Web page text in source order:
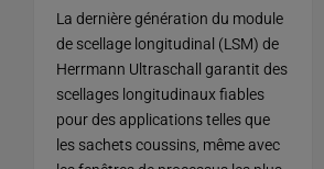
La dernière génération du module
de scellage longitudinal (LSM) de
Herrmann Ultraschall garantit des
scellages longitudinaux fiables
pour des applications telles que
les sachets coussins, même avec